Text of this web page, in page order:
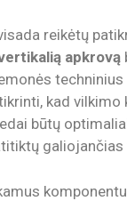
reikėtų
apkrovą
techninius
kad vilkimo
būtų
galiojančias